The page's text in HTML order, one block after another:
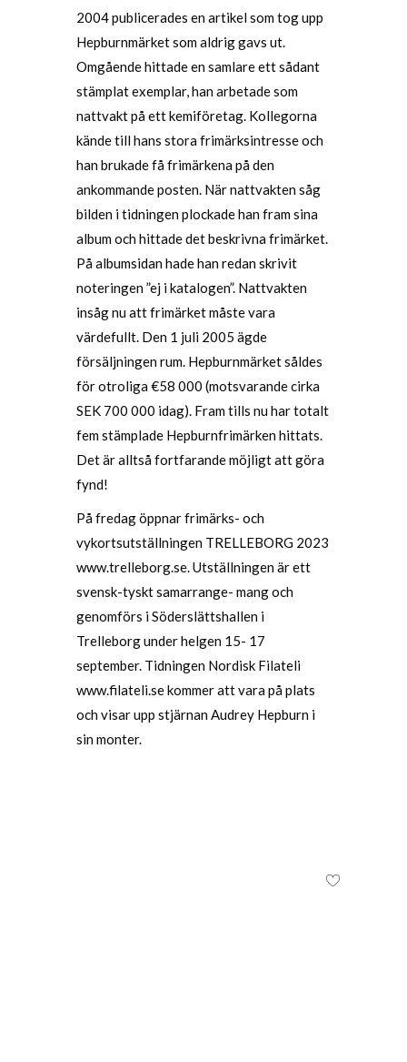
2004 publicerades en artikel som tog upp
Hepburnmärket som aldrig gavs ut.
Omgående hittade en samlare ett sådant
stämplat exemplar, han arbetade som
nattvakt på ett kemiföretag. Kollegorna
kände till hans stora frimärksintresse och
han brukade få frimärkena på den
ankommande posten. När nattvakten såg
bilden i tidningen plockade han fram sina
album och hittade det beskrivna frimärket.
På albumsidan hade han redan skrivit
noteringen ”ej i katalogen”. Nattvakten
insåg nu att frimärket måste vara
värdefullt. Den 1 juli 2005 ägde
försäljningen rum. Hepburnmärket såldes
för otroliga €58 000 (motsvarande cirka
SEK 700 000 idag). Fram tills nu har totalt
fem stämplade Hepburnfrimärken hittats.
Det är alltså fortfarande möjligt att göra
fynd!
På fredag öppnar frimärks- och
vykortsutställningen TRELLEBORG 2023
www.trelleborg.se. Utställningen är ett
svensk-tyskt samarrange- mang och
genomförs i Söderslättshallen i
Trelleborg under helgen 15- 17
september. Tidningen Nordisk Filateli
www.filateli.se kommer att vara på plats
och visar upp stjärnan Audrey Hepburn i
sin monter.